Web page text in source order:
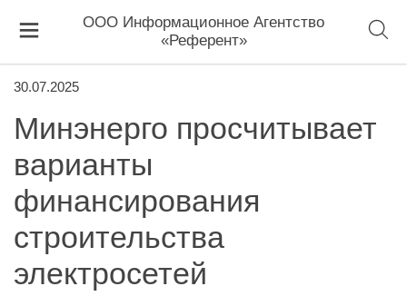
ООО Информационное Агентство
«Референт»
30.07.2025
Минэнерго просчитывает
варианты
финансирования
строительства
электросетей